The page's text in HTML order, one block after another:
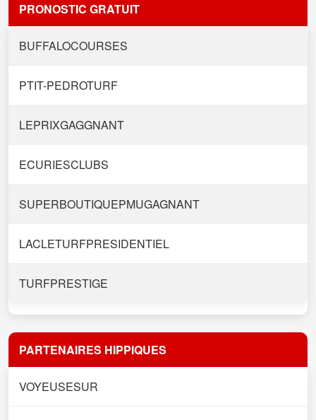
PRONOSTIC GRATUIT
BUFFALOCOURSES
PTIT-PEDROTURF
LEPRIXGAGGNANT
ECURIESCLUBS
SUPERBOUTIQUEPMUGAGNANT
LACLETURFPRESIDENTIEL
TURFPRESTIGE
PARTENAIRES HIPPIQUES
VOYEUSESUR